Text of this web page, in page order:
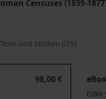
Censuses (1839-
und Studien (ITS)
98,00 €
ISBN